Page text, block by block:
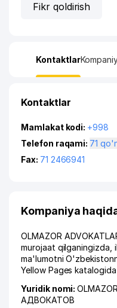
Fikr qoldirish
Kontaktlar
Kontaktlar
Mamlakat kodi: +998
Telefon raqami:
71
Fax: 71 2466941
Kompaniya
OLMAZOR
murojaat qilganingizda,
ma'lumotni
Yellow Pages
Yuridik nomi:
АДВОКАТОВ